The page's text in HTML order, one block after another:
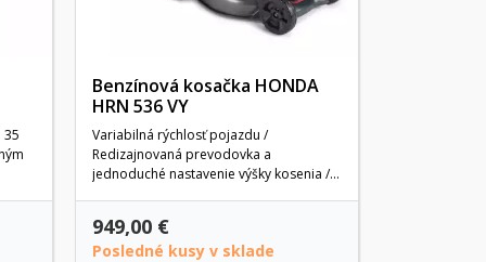
Benzínová kosačka HONDA
HRN 536 VY
Variabilná rýchlosť pojazdu /
Redizajnovaná prevodovka a
jednoduché nastavenie výšky kosenia /...
949,00 €
Posledné kusy v sklade